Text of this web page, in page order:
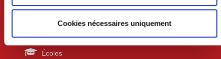
Cookies nécessaires uniquement
Écoles